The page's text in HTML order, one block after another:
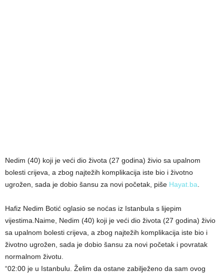
Nedim (40) koji je veći dio života (27 godina) živio sa upalnom
bolesti crijeva, a zbog najtežih komplikacija iste bio i životno
ugrožen, sada je dobio šansu za novi početak, piše Hayat.ba
Hafiz Nedim Botić oglasio se noćas iz Istanbula s lijepim
vijestima.Naime, Nedim (40) koji je veći dio života (27 godina) živio
sa upalnom bolesti crijeva, a zbog najtežih komplikacija iste bio i
životno ugrožen, sada je dobio šansu za novi početak i povratak
normalnom životu.
“02:00 je u Istanbulu. Želim da ostane zabilježeno da sam ovog